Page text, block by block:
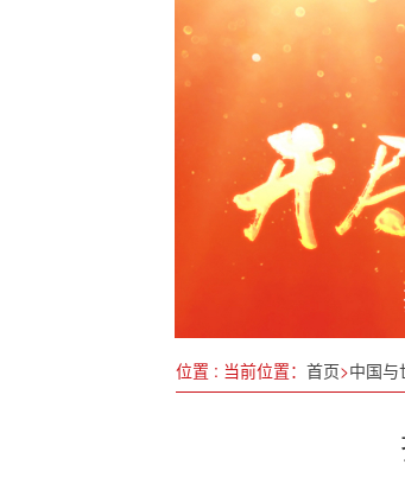
融古汇今护光明，
让婚姻登记更具浪
山泉育菇香 丹心报
开发有限公司看新农
冬至：阴极阳生，固
江西省乐安县水利局
喜迎新春，情暖寒冬
打响根源治理排水管
位置 : 当前位置： 首页>中国与